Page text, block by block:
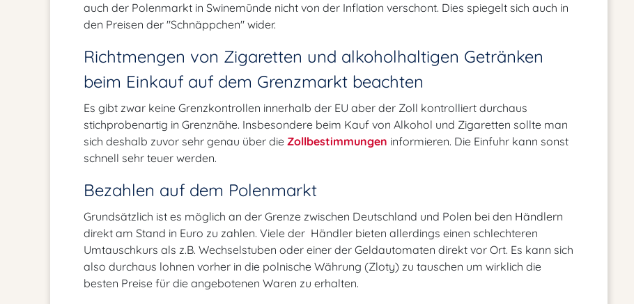
auch der Polenmarkt in Swinemünde nicht von der Inflation verschont. Dies spiegelt sich auch in
den Preisen der "Schnäppchen" wider.
Richtmengen von Zigaretten und alkoholhaltigen Getränken
beim Einkauf auf dem Grenzmarkt beachten
Es gibt zwar keine Grenzkontrollen innerhalb der EU aber der Zoll kontrolliert durchaus
stichprobenartig in Grenznähe. Insbesondere beim Kauf von Alkohol und Zigaretten sollte man
sich deshalb zuvor sehr genau über die Zollbestimmungen informieren. Die Einfuhr kann sonst
schnell sehr teuer werden.
Bezahlen auf dem Polenmarkt
Grundsätzlich ist es möglich an der Grenze zwischen Deutschland und Polen bei den Händlern
direkt am Stand in Euro zu zahlen. Viele der Händler bieten allerdings einen schlechteren
Umtauschkurs als z.B. Wechselstuben oder einer der Geldautomaten direkt vor Ort. Es kann sich
also durchaus lohnen vorher in die polnische Währung (Zloty) zu tauschen um wirklich die
besten Preise für die angebotenen Waren zu erhalten.